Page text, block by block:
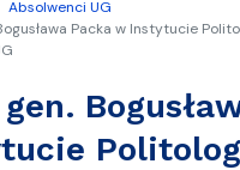
Absolwenci UG
Packa w Instytucie